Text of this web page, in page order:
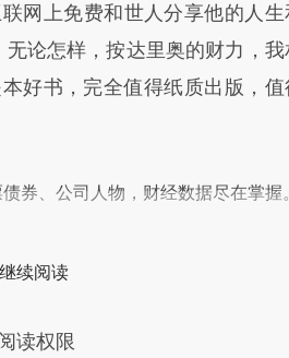
网上免费和世人分享他的人生
论怎样，按达里奥的财力，我
好书，完全值得纸质出版，值
券、公司人物，财经数据尽在掌握。
续阅读
读权限